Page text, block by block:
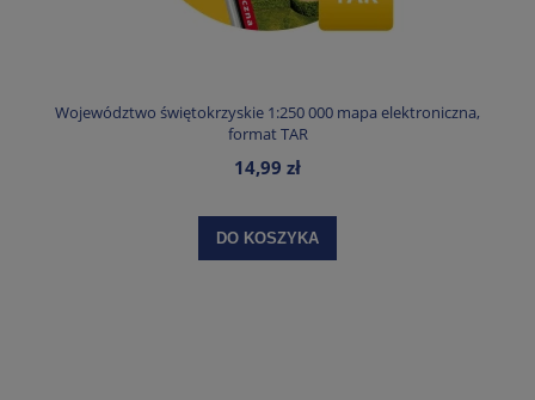
Województwo świętokrzyskie 1:250 000 mapa elektroniczna,
format TAR
14,99 zł
DO KOSZYKA